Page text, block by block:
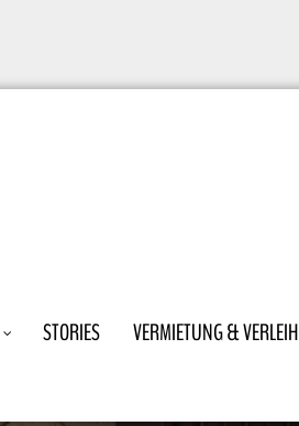
STORIES VERMIETUNG & VERLEIH